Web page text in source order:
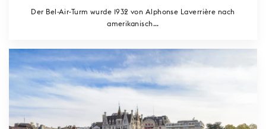
Der Bel-Air-Turm wurde 1932 von Alphonse Laverrière nach
amerikanisch...